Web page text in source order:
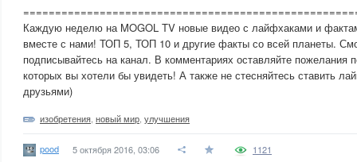
Каждую неделю на MOGOL TV новые видео с лайфхаками и
вместе с нами! ТОП 5, ТОП 10 и другие факты со всей планеты.
подписывайтесь на канал. В комментариях оставляйте
которых вы хотели бы увидеть! А также не стесняйтесь ставить
друзьями)
изобретения новый мир улучшения
pood 5 октября 2016, 03:06 1121